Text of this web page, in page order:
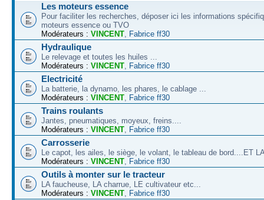
Les moteurs essence
Pour faciliter les recherches, déposer ici les informations
moteurs essence ou TVO
Modérateurs : VINCENT Fabrice ff30
Hydraulique
Le relevage et toutes les huiles ...
Modérateurs : VINCENT Fabrice ff30
Electricité
La batterie, la dynamo, les phares, le cablage ...
Modérateurs : VINCENT Fabrice ff30
Trains roulants
Jantes, pneumatiques, moyeux, freins....
Modérateurs : VINCENT Fabrice ff30
Carrosserie
Le capot, les ailes, le siège, le volant, le tableau de bord....ET
Modérateurs : VINCENT Fabrice ff30
Outils à monter sur le tracteur
LA faucheuse, LA charrue, LE cultivateur etc...
Modérateurs : VINCENT Fabrice ff30